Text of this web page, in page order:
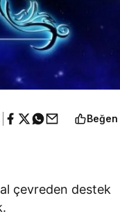
Beğen
çevreden destek